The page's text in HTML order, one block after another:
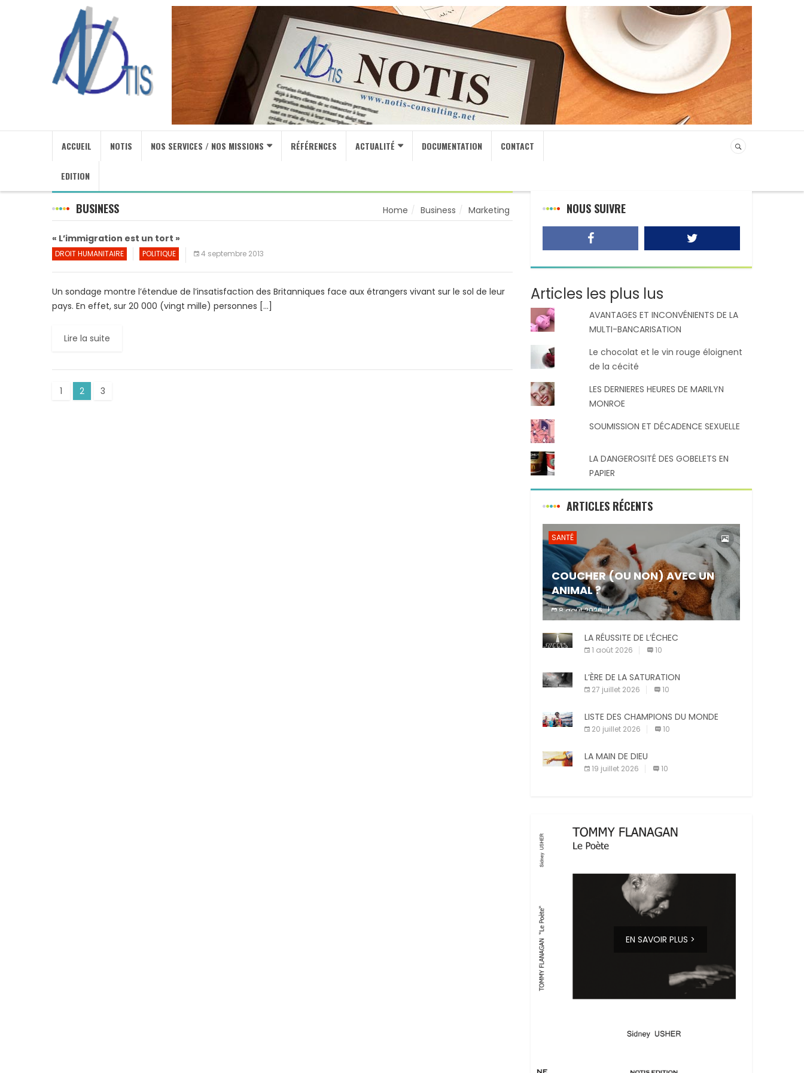
ACCUEIL NOTIS NOS SERVICES / NOS MISSIONS RÉFÉRENCES ACTUALITÉ DOCUMENTATION CONTACT
EDITION
BUSINESS Home Business Marketing
« L’immigration est un tort »
DROIT HUMANITAIRE POLITIQUE 4 septembre 2013
Un sondage montre l’étendue de l’insatisfaction des Britanniques face aux étrangers vivant sur le sol de leur
pays. En effet, sur 20 000 (vingt mille) personnes […]
Lire la suite
1 2 3
NOUS SUIVRE
Articles les plus lus
AVANTAGES ET INCONVÉNIENTS DE LA
MULTI-BANCARISATION
Le chocolat et le vin rouge éloignent
de la cécité
LES DERNIERES HEURES DE MARILYN
MONROE
SOUMISSION ET DÉCADENCE SEXUELLE
LA DANGEROSITÉ DES GOBELETS EN
PAPIER
ARTICLES RÉCENTS
SANTÉ
COUCHER (OU NON) AVEC UN
ANIMAL ?
8 août 2026
compagnie est un sujet très controversé.
Les adeptes affirment que la présence de
LA RÉUSSITE DE L’ÉCHEC
1 août 2026 10
L’ÈRE DE LA SATURATION
27 juillet 2026 10
LISTE DES CHAMPIONS DU MONDE
20 juillet 2026 10
LA MAIN DE DIEU
19 juillet 2026 10
EN SAVOIR PLUS >